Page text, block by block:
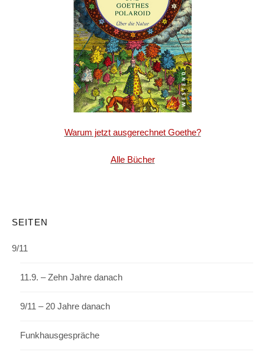
Warum jetzt ausgerechnet Goethe?
Alle Bücher
SEITEN
9/11
11.9. – Zehn Jahre danach
9/11 – 20 Jahre danach
Funkhausgespräche